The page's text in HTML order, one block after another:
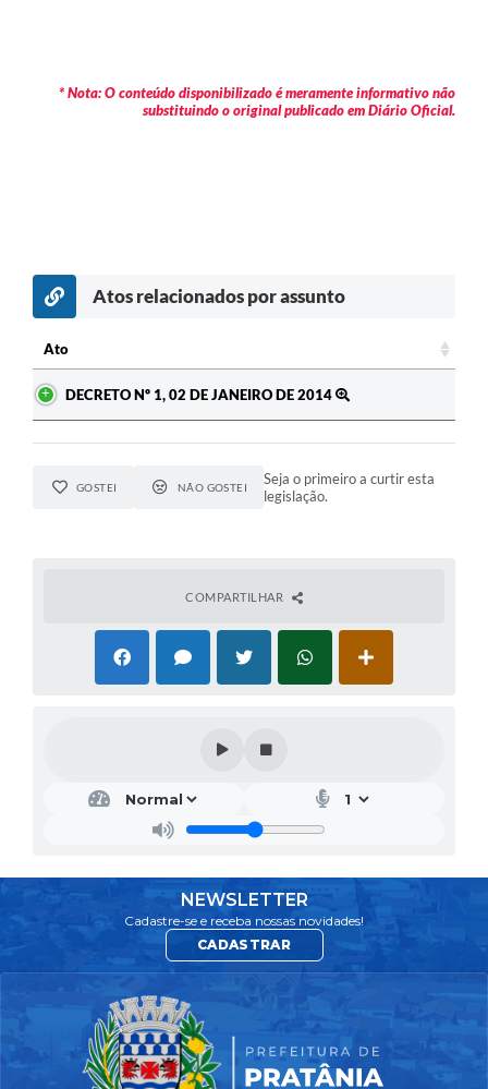
* Nota: O conteúdo disponibilizado é meramente informativo não
substituindo o original publicado em Diário Oficial.
Atos relacionados por assunto
Ato
DECRETO Nº 1, 02 DE JANEIRO DE 2014
GOSTEI NÃO GOSTEI
Seja o primeiro a curtir esta
legislação.
COMPARTILHAR
NEWSLETTER
Cadastre-se e receba nossas novidades!
CADASTRAR